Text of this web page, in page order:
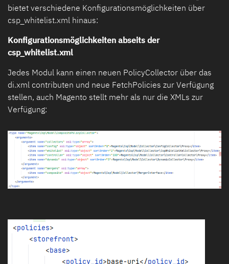
bietet verschiedene Konfigurationsmöglichkeiten über
csp_whitelist.xml hinaus:
Konfigurationsmöglichkeiten abseits der
csp_whitelist.xml
Jedes Modul kann einen neuen PolicyCollector über das
di.xml contributen und neue FetchPolicies zur Verfügung
stellen, auch Magento stellt mehr als nur die XMLs zur
Verfügung: